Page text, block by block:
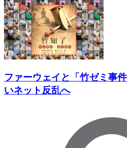
ファーウェイと「竹ゼミ事
いネット反乱へ